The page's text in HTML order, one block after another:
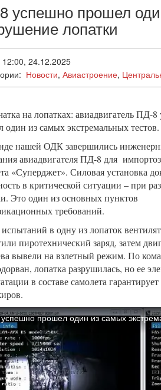
успешно прошел
лопатки
12:00, 24.12.2025
Новости, Авиастроение,
на лопатках: авиадвигатель ПД-
один из самых экстремальных тестов.
нашей ОДК завершились
авиадвигателя ПД-8 для
«Суперджет». Силовая установка
в критической ситуации – при
Это один из основных пунктов
требований.
в одну из лопаток
пиротехнический заряд, затем
вывели на взлетный режим. По
лопатка разрушилась, но ее
в составе самолета